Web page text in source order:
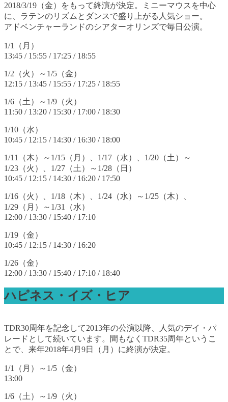
2018/3/19（金）をもって終演が決定。ミニーマウスを中心
に、ラテンのリズムとダンスで盛り上がる人気ショー。
アドベンチャーランドのシアターオリンズで毎日公演。
1/1（月）
13:45 / 15:55 / 17:25 / 18:55
1/2（火）～1/5（金）
12:15 / 13:45 / 15:55 / 17:25 / 18:55
1/6（土）～1/9（火）
11:50 / 13:20 / 15:30 / 17:00 / 18:30
1/10（水）
10:45 / 12:15 / 14:30 / 16:30 / 18:00
1/11（木）～1/15（月）、1/17（水）、1/20（土）～
1/23（火）、1/27（土）～1/28（日）
10:45 / 12:15 / 14:30 / 16:20 / 17:50
1/16（火）、1/18（木）、1/24（水）～1/25（木）、
1/29（月）～1/31（水）
12:00 / 13:30 / 15:40 / 17:10
1/19（金）
10:45 / 12:15 / 14:30 / 16:20
1/26（金）
12:00 / 13:30 / 15:40 / 17:10 / 18:40
ハピネス・イズ・ヒア
TDR30周年を記念して2013年の公演以降、人気のデイ・パ
レードとして続いています。間もなくTDR35周年というこ
とで、来年2018年4月9日（月）に終演が決定。
1/1（月）～1/5（金）
13:00
1/6（土）～1/9（火）